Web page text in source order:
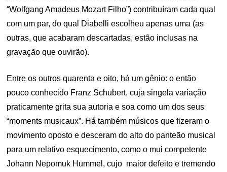
“Wolfgang Amadeus Mozart Filho”) contribuíram cada qual
com um par, do qual Diabelli escolheu apenas uma (as
outras, que acabaram descartadas, estão inclusas na
gravação que ouvirão).
Entre os outros quarenta e oito, há um gênio: o então
pouco conhecido Franz Schubert, cuja singela variação
praticamente grita sua autoria e soa como um dos seus
“moments musicaux”. Há também músicos que fizeram o
movimento oposto e desceram do alto do panteão musical
para um relativo esquecimento, como o mui competente
Johann Nepomuk Hummel, cujo maior defeito e tremendo